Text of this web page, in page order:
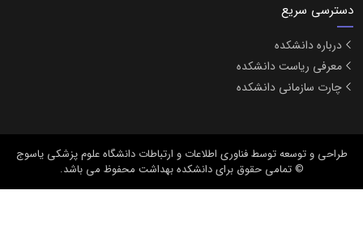
دسترسی سریع
درباره دانشکده
معرفی ریاست دانشکده
چارت سازمانی دانشکده
طراحی و توسعهتوسط فناوری اطلاعات و ارتباطات دانشگاه علوم پزشکی یاسوج
© تمامی حقوق برای دانشکده بهداشت محفوظ می باشد.